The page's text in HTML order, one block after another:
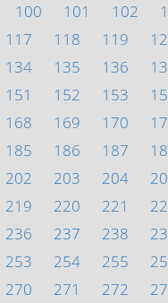
100 101 102
117 118 119
134 135 136
151 152 153
168 169 170
185 186 187
202 203 204
219 220 221
236 237 238
253 254 255
270 271 272